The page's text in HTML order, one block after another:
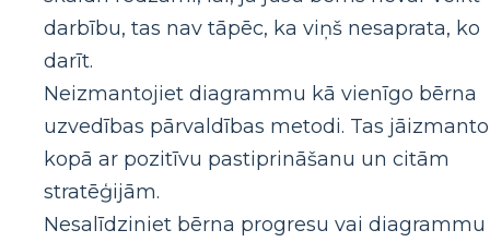
darbību, tas nav tāpēc, ka viņš nesaprata, ko
darīt.
Neizmantojiet diagrammu kā vienīgo bērna
uzvedības pārvaldības metodi. Tas jāizmanto
kopā ar pozitīvu pastiprināšanu un citām
stratēģijām.
Nesalīdziniet bērna progresu vai diagrammu